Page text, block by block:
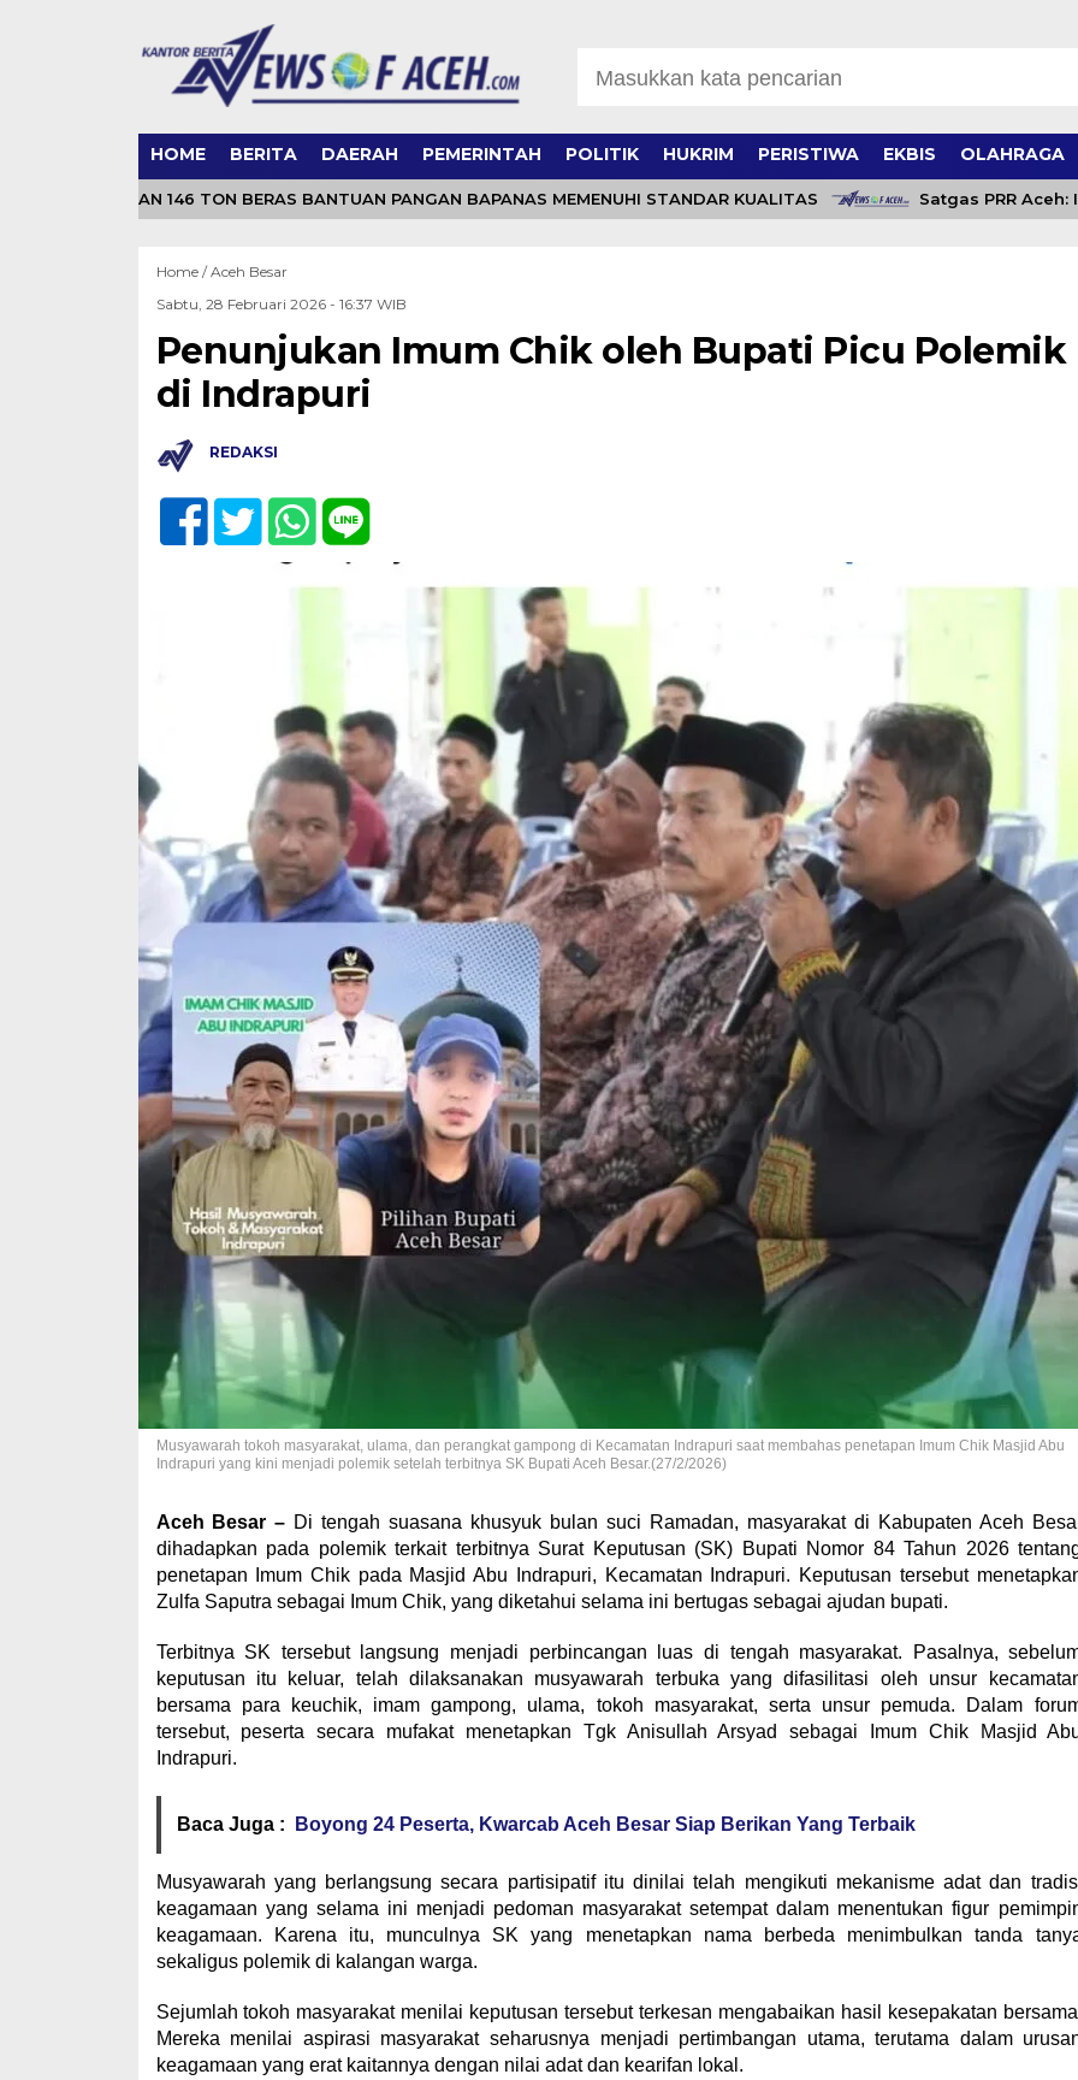
HOME BERITA DAERAH PEMERINTAH POLITIK HUKRIM PERISTIWA EKBIS OLAHRAGA
PASTIKAN 146 TON BERAS BANTUAN PANGAN BAPANAS MEMENUHI STANDAR KUALITAS Satgas PRR Aceh:
Home /Aceh Besar
Sabtu, 28 Februari 2026 - 16:37 WIB
Penunjukan Imum Chik oleh Bupati Picu Polemik
di Indrapuri
REDAKSI
Musyawarah tokoh masyarakat, ulama, dan perangkat gampong di Kecamatan Indrapuri saat membahas penetapan Imum Chik Masjid Abu
Indrapuri yang kini menjadi polemik setelah terbitnya SK Bupati Aceh Besar.(27/2/2026)
Aceh Besar – Di tengah suasana khusyuk bulan suci Ramadan, masyarakat di Kabupaten Aceh
dihadapkan pada polemik terkait terbitnya Surat Keputusan (SK) Bupati Nomor 84 Tahun 2026
penetapan Imum Chik pada Masjid Abu Indrapuri, Kecamatan Indrapuri. Keputusan tersebut
Zulfa Saputra sebagai Imum Chik, yang diketahui selama ini bertugas sebagai ajudan bupati.
Terbitnya SK tersebut langsung menjadi perbincangan luas di tengah masyarakat. Pasalnya,
keputusan itu keluar, telah dilaksanakan musyawarah terbuka yang difasilitasi oleh unsur
bersama para keuchik, imam gampong, ulama, tokoh masyarakat, serta unsur pemuda. Dalam
tersebut, peserta secara mufakat menetapkan Tgk Anisullah Arsyad sebagai Imum Chik Masjid
Indrapuri.
Baca Juga : Boyong 24 Peserta, Kwarcab Aceh Besar Siap Berikan Yang Terbaik
Musyawarah yang berlangsung secara partisipatif itu dinilai telah mengikuti mekanisme adat dan
keagamaan yang selama ini menjadi pedoman masyarakat setempat dalam menentukan figur
keagamaan. Karena itu, munculnya SK yang menetapkan nama berbeda menimbulkan tanda
sekaligus polemik di kalangan warga.
Sejumlah tokoh masyarakat menilai keputusan tersebut terkesan mengabaikan hasil kesepakatan
Mereka menilai aspirasi masyarakat seharusnya menjadi pertimbangan utama, terutama dalam
keagamaan yang erat kaitannya dengan nilai adat dan kearifan lokal.